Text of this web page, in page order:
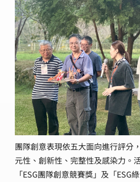
團隊創意表現依五大面向進行評分
元性、創新性、完整性及感染力。
「ESG團隊創意競賽獎」及「ESG